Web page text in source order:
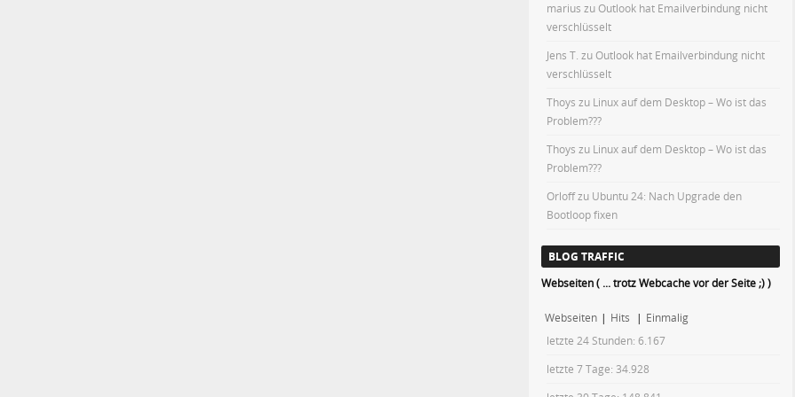
marius zuOutlook hat Emailverbindung nicht
verschlüsselt
Jens T. zuOutlook hat Emailverbindung nicht
verschlüsselt
Thoys zu Linux auf dem Desktop – Wo ist das
Problem???
Thoys zu Linux auf dem Desktop – Wo ist das
Problem???
Orloffzu Ubuntu 24: Nach Upgrade den
Bootloop fixen
BLOG TRAFFIC
Webseiten ( ... trotz Webcache vor der Seite ;) )
Webseiten | Hits | Einmalig
letzte 24 Stunden:6.167
letzte 7 Tage: 34.928